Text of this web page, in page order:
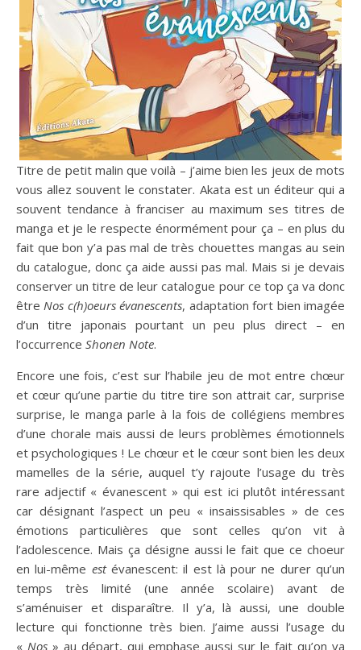
Titre de petit malin que voilà – j’aime bien les jeux de mots
vous allez souvent le constater. Akata est un éditeur qui a
souvent tendance à franciser au maximum ses titres de
manga et je le respecte énormément pour ça – en plus du
fait que bon y’a pas mal de très chouettes mangas au sein
du catalogue, donc ça aide aussi pas mal. Mais si je devais
conserver un titre de leur catalogue pour ce top ça va donc
êtreNos c(h)oeurs évanescents, adaptation fort bien imagée
d’un titre japonais pourtant un peu plus direct – en
l’occurrence Shonen Note.
Encore une fois, c’est sur l’habile jeu de mot entre chœur
et cœur qu’une partie du titre tire son attrait car, surprise
surprise, le manga parle à la fois de collégiens membres
d’une chorale mais aussi de leurs problèmes émotionnels
et psychologiques ! Le chœur et le cœur sont bien les deux
mamelles de la série, auquel t’y rajoute l’usage du très
rare adjectif « évanescent » qui est ici plutôt intéressant
car désignant l’aspect un peu « insaissisables » de ces
émotions particulières que sont celles qu’on vit à
l’adolescence. Mais ça désigne aussi le fait que ce choeur
en lui-même estévanescent: il est là pour ne durer qu’un
temps très limité (une année scolaire) avant de
s’aménuiser et disparaître. Il y’a, là aussi, une double
lecture qui fonctionne très bien. J’aime aussi l’usage du
« Nos » au départ, qui emphase aussi sur le fait qu’on va